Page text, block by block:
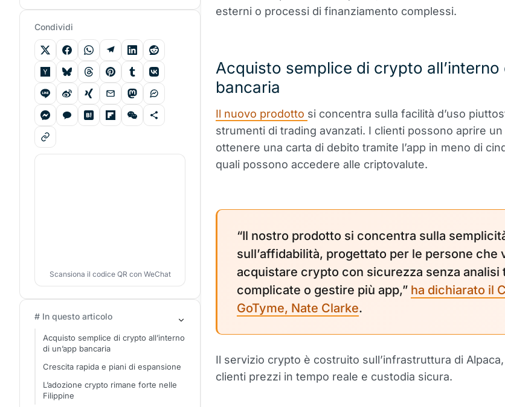
esterni o processi di finanziamento complessi.
Acquisto semplice di crypto all’interno
bancaria
Il nuovo prodotto si concentra sulla facilità d’uso
strumenti di trading avanzati. I clienti possono aprire
ottenere una carta di debito tramite l’app in meno di
quali possono accedere alle criptovalute.
“Il nostro prodotto si concentra sulla
sull’affidabilità, progettato per le persone che
acquistare crypto con sicurezza senza analisi
complicate o gestire più app,” ha dichiarato il
GoTyme, Nate Clarke.
Il servizio crypto è costruito sull’infrastruttura di
clienti prezzi in tempo reale e custodia sicura.
Condividi
Scansiona il codice QR con WeChat
# In questo articolo
Acquisto semplice di crypto all’interno
di un’app bancaria
Crescita rapida e piani di espansione
L’adozione crypto rimane forte nelle
Filippine